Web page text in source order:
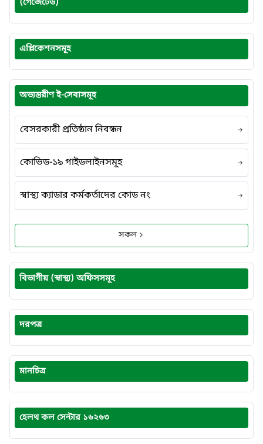
(গেজেটেড)
এপ্লিকেশনসমূহ
অভ্যন্তরীণ ই-সেবাসমূহ
বেসরকারী প্রতিষ্ঠান নিবন্ধন
কোভিড-১৯ গাইডলাইনসমূহ
স্বাস্থ্য ক্যাডার কর্মকর্তাদের কোড নং
সকল
বিভাগীয় (স্বাস্থ্য) অফিসসমূহ
দরপত্র
মানচিত্র
হেলথ কল সেন্টার ১৬২৬৩